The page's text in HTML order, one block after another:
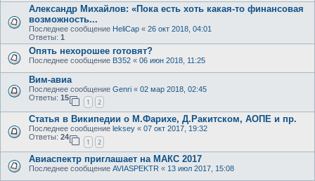
Александр Михайлов: «Пока есть хоть какая-то финансовая
возможность...
Последнее сообщение HeliCap « 26 окт 2018, 04:01
Ответы: 1
Опять нехорошее готовят?
Последнее сообщение ВЗ52 « 06 июн 2018, 11:25
Вим-авиа
Последнее сообщение Genri « 02 мар 2018, 02:45
Ответы: 15
1 2
Статья в Википедии о М.Фарихе, Д.Ракитском, АОПЕ и пр.
Последнее сообщение leksey « 07 окт 2017, 19:32
Ответы: 24
1 2
Авиаспектр приглашает на МАКС 2017
Последнее сообщение AVIASPEKTR « 13 июл 2017, 15:08